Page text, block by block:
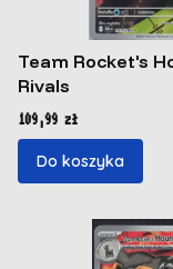
Team Rocket's
Rivals
Cena
109,99 zł
Do koszyka